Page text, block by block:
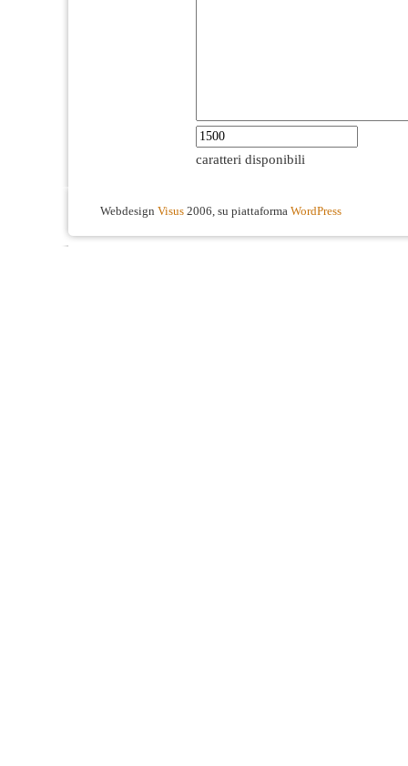
caratteri disponibili
Webdesign Visus 2006, su piattaforma WordPress